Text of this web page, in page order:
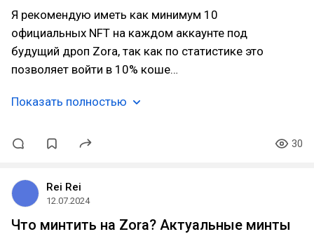
Я рекомендую иметь как минимум 10
официальных NFT на каждом аккаунте под
будущий дроп Zora, так как по статистике это
позволяет войти в 10% коше…
Показать полностью
30
Rei Rei
12.07.2024
Что минтить на Zora? Актуальные минты